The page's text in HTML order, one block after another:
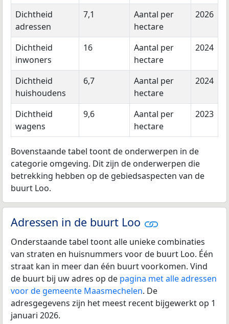
Dichtheid
adressen
7,1
Aantal per
hectare
2026
Dichtheid
inwoners
16
Aantal per
hectare
2024
Dichtheid
huishoudens
6,7
Aantal per
hectare
2024
Dichtheid
wagens
9,6
Aantal per
hectare
2023
Bovenstaande tabel toont de onderwerpen in de
categorie omgeving. Dit zijn de onderwerpen die
betrekking hebben op de gebiedsaspecten van de
buurt Loo.
Adressen in de buurt Loo
Onderstaande tabel toont alle unieke combinaties
van straten en huisnummers voor de buurt Loo. Één
straat kan in meer dan één buurt voorkomen. Vind
de buurt bij uw adres op de pagina met alle adressen
voor de gemeente Maasmechelen. De
adresgegevens zijn het meest recent bijgewerkt op 1
januari 2026.